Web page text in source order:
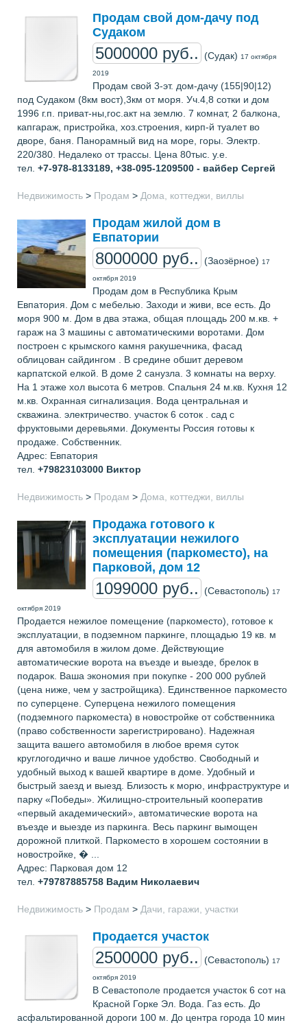
Продам свой дом-дачу под
Судаком
5000000 руб.. (Судак) 17 октября
2019
Продам свой 3-эт. дом-дачу (155|90|12)
под Судаком (8км вост),3км от моря. Уч.4,8 сотки и дом
1996 г.п. приват-ны,гос.акт на землю. 7 комнат, 2 балкона,
капгараж, пристройка, хоз.строения, кирп-й туалет во
дворе, баня. Панорамный вид на море, горы. Электр.
220/380. Недалеко от трассы. Цена 80тыс. у.е.
тел. +7-978-8133189, +38-095-1209500 - вайбер Сергей
Недвижимость > Продам > Дома, коттеджи, виллы
Продам жилой дом в
Евпатории
8000000 руб.. (Заозёрное) 17
октября 2019
Продам дом в Республика Крым
Евпатория. Дом с мебелью. Заходи и живи, все есть. До
моря 900 м. Дом в два этажа, общая площадь 200 м.кв. +
гараж на 3 машины с автоматическими воротами. Дом
построен с крымского камня ракушечника, фасад
облицован сайдингом . В средине обшит деревом
карпатской елкой. В доме 2 санузла. 3 комнаты на верху.
На 1 этаже хол высота 6 метров. Спальня 24 м.кв. Кухня 12
м.кв. Охранная сигнализация. Вода центральная и
скважина. электричество. участок 6 соток . сад с
фруктовыми деревьями. Документы Россия готовы к
продаже. Собственник.
Адрес: Евпатория
тел. +79823103000 Виктор
Недвижимость > Продам > Дома, коттеджи, виллы
Продажа готового к
эксплуатации нежилого
помещения (паркоместо), на
Парковой, дом 12
1099000 руб.. (Севастополь) 17
октября 2019
Продается нежилое помещение (паркоместо), готовое к
эксплуатации, в подземном паркинге, площадью 19 кв. м
для автомобиля в жилом доме. Действующие
автоматические ворота на въезде и выезде, брелок в
подарок. Ваша экономия при покупке - 200 000 рублей
(цена ниже, чем у застройщика). Единственное паркоместо
по суперцене. Суперцена нежилого помещения
(подземного паркоместа) в новостройке от собственника
(право собственности зарегистрировано). Надежная
защита вашего автомобиля в любое время суток
круглогодично и ваше личное удобство. Свободный и
удобный выход к вашей квартире в доме. Удобный и
быстрый заезд и выезд. Близость к морю, инфраструктуре и
парку «Победы». Жилищно-строительный кооператив
«первый академический», автоматические ворота на
въезде и выезде из паркинга. Весь паркинг вымощен
дорожной плиткой. Паркоместо в хорошем состоянии в
новостройке, � ...
Адрес: Парковая дом 12
тел. +79787885758 Вадим Николаевич
Недвижимость > Продам > Дачи, гаражи, участки
Продается участок
2500000 руб.. (Севастополь) 17
октября 2019
В Севастополе продается участок 6 сот на
Красной Горке Эл. Вода. Газ есть. До
асфальтированной дороги 100 м. До центра города 10 мин